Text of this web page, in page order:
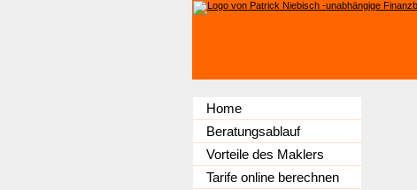
Home
Beratungsablauf
Vorteile des Maklers
Tarife online berechnen